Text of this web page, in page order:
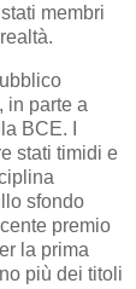
membri
in parte a
BCE. I
stati timidi e
sfondo
premio
la prima
più dei titoli